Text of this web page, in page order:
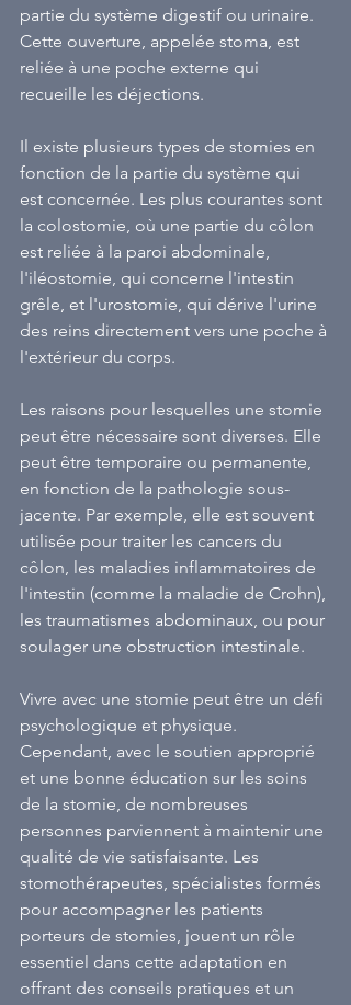
partie du système digestif ou urinaire.
Cette ouverture, appelée stoma, est
reliée à une poche externe qui
recueille les déjections.
Il existe plusieurs types de stomies en
fonction de la partie du système qui
est concernée. Les plus courantes sont
la colostomie, où une partie du côlon
est reliée à la paroi abdominale,
l'iléostomie, qui concerne l'intestin
grêle, et l'urostomie, qui dérive l'urine
des reins directement vers une poche à
l'extérieur du corps.
Les raisons pour lesquelles une stomie
peut être nécessaire sont diverses. Elle
peut être temporaire ou permanente,
en fonction de la pathologie sous-
jacente. Par exemple, elle est souvent
utilisée pour traiter les cancers du
côlon, les maladies inflammatoires de
l'intestin (comme la maladie de Crohn),
les traumatismes abdominaux, ou pour
soulager une obstruction intestinale.
Vivre avec une stomie peut être un défi
psychologique et physique.
Cependant, avec le soutien approprié
et une bonne éducation sur les soins
de la stomie, de nombreuses
personnes parviennent à maintenir une
qualité de vie satisfaisante. Les
stomothérapeutes, spécialistes formés
pour accompagner les patients
porteurs de stomies, jouent un rôle
essentiel dans cette adaptation en
offrant des conseils pratiques et un